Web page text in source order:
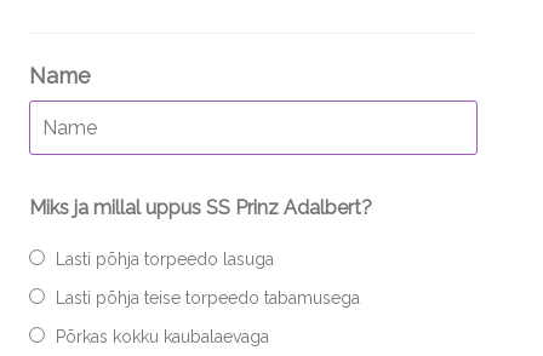
Name
Miks ja millal uppus SS Prinz Adalbert?
Lasti põhja torpeedo lasuga
Lasti põhja teise torpeedo tabamusega
Põrkas kokku kaubalaevaga